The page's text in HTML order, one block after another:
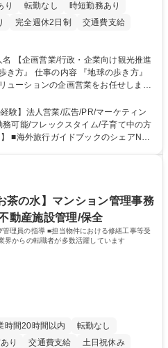
り 転勤なし
時短勤務あり
完全週休2日制
交通費支給
の歩き方』
ューションの企画営業をお任せしま
行、国内旅行、インバウンド）で地域
詳細】■『地球の歩
ブランドであり、国内旅行において
おいても、業界を牽引する意欲的な
に成長しております■旅が業務であ
職種 【企画営業/行
イドブック『地球の歩き方』
験】法人営業/広告/PR/マーケティン
可能/フレックスタイム/子育て中の方
取り組むか、共に形を作るコアメン
茶の水】マンション管理事務
動産施設管理/保全
理員の指導 ■担当物件における修繕工事等受
からの転職者が多数活躍しています
時間20時間以内
転勤なし
り 交通費支給 土日祝休み